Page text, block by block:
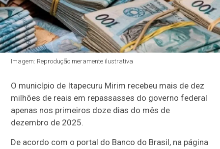
Imagem: Reprodução meramente ilustrativa
O município de Itapecuru Mirim recebeu mais de dez
milhões de reais em repassasses do governo federal
apenas nos primeiros doze dias do mês de
dezembro de 2025.
De acordo com o portal do Banco do Brasil, na página